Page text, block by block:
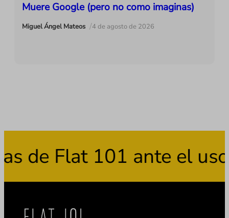
Muere Google (pero no como imaginas)
Miguel Ángel Mateos /4 de agosto de 2026
Flat 101 ante el uso